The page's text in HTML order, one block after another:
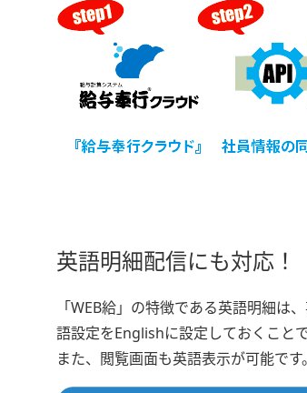
英語明細配信にも対応！
「WEB給」の特徴である英語明細は
語設定をEnglishに設定しておくこと
また、閲覧画面も英語表示が可能です